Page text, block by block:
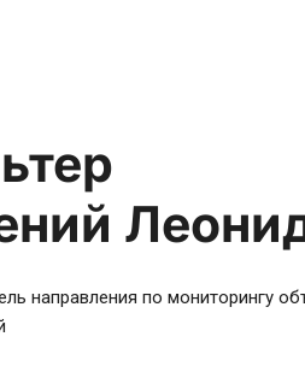
направления по мониторингу